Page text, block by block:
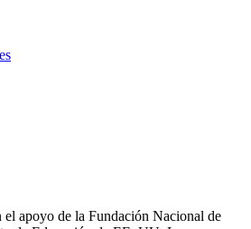
apoyo de la Fundación Nacional de